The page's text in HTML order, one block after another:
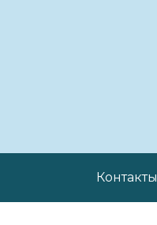
Контакты